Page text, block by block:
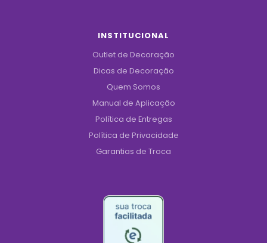
INSTITUCIONAL
Outlet de Decoração
Dicas de Decoração
Quem Somos
Manual de Aplicação
Política de Entregas
Política de Privacidade
Garantias de Troca